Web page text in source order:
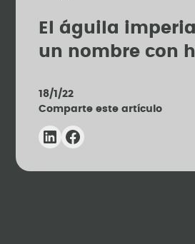
El águila
un nombre con
18/1/22
Comparte este artículo